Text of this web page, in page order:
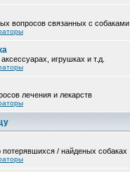
вопросов связанных с собаками
игрушках и т.д.
лечения и лекарств
/ найденых собаках